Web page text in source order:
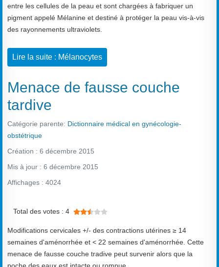
entre les cellules de la peau et sont chargées à fabriquer un
pigment appelé Mélanine et destiné à protéger la peau vis-à-vis
des rayonnements ultraviolets.
Lire la suite : Mélanocytes
Menace de fausse couche
tardive
Catégorie parente: Dictionnaire médical en gynécologie-
obstétrique
Création : 6 décembre 2015
Mis à jour : 6 décembre 2015
Affichages : 4024
Total des votes : 4
Modifications cervicales +/- des contractions utérines ≥ 14
semaines d'aménorrhée et < 22 semaines d'aménorrhée. Cette
menace de fausse couche tradive peut survenir alors que la